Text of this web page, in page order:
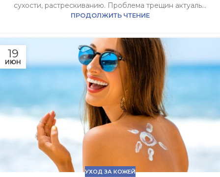
сухости, растрескиванию. Проблема трещин актуаль...
ПРОДОЛЖИТЬ ЧТЕНИЕ
19
ИЮН
УХОД ЗА КОЖЕЙ